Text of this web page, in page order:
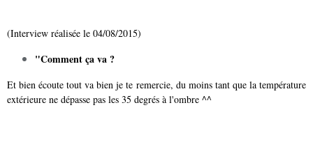
(Interview réalisée le 04/08/2015)
"Comment ça va ?
Et bien écoute tout va bien je te remercie, du moins tant que la température
extérieure ne dépasse pas les 35 degrés à l'ombre ^^